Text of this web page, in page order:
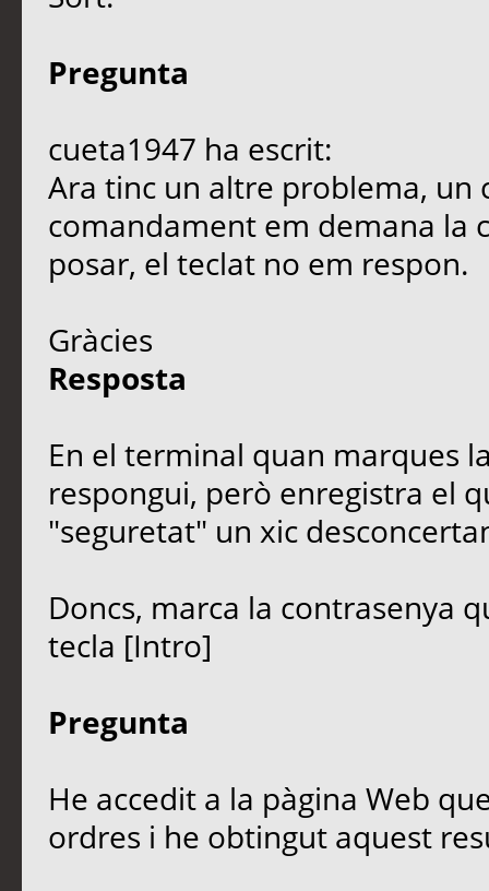
Pregunta
cueta1947 ha escrit:
Ara tinc un altre problema, un
comandament em demana la
posar, el teclat no em respon.
Gràcies
Resposta
En el terminal quan marques
respongui, però enregistra el
"seguretat" un xic
Doncs, marca la contrasenya
tecla [Intro]
Pregunta
He accedit a la pàgina Web
ordres i he obtingut aquest